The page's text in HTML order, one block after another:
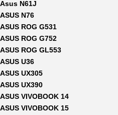
Asus N61J
ASUS N76
ASUS ROG G531
ASUS ROG G752
ASUS ROG GL553
ASUS U36
ASUS UX305
ASUS UX390
ASUS VIVOBOOK 14
ASUS VIVOBOOK 15